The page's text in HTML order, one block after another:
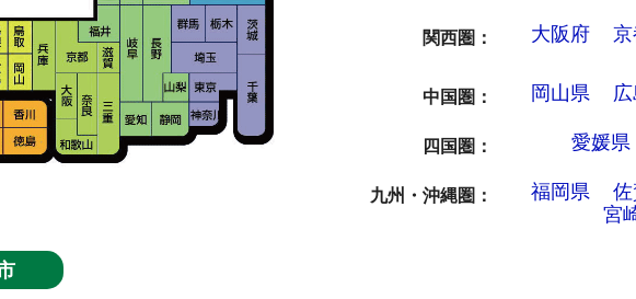
関西圏 大阪府
中国圏 岡山県
四国圏 愛媛県
九州・沖縄圏 福岡県
宮